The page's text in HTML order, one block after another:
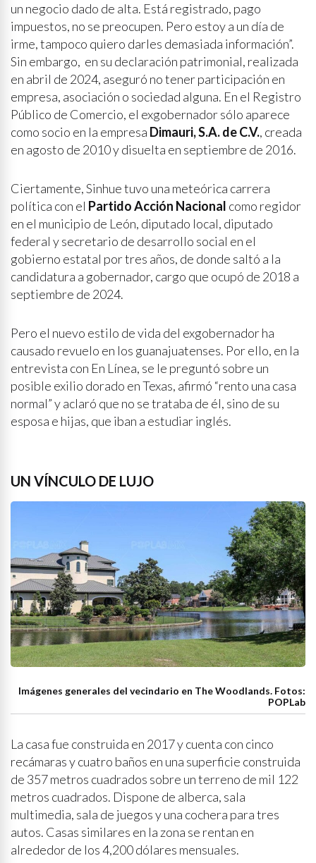
un negocio dado de alta. Está registrado, pago
impuestos, no se preocupen. Pero estoy a un día de
irme, tampoco quiero darles demasiada información”.
Sin embargo, en su declaración patrimonial, realizada
en abril de 2024, aseguró no tener participación en
empresa, asociación o sociedad alguna. En el Registro
Público de Comercio, el exgobernador sólo aparece
como socio en la empresa Dimauri, S.A. de C.V., creada
en agosto de 2010 y disuelta en septiembre de 2016.
Ciertamente, Sinhue tuvo una meteórica carrera
política con el Partido Acción Nacional como regidor
en el municipio de León, diputado local, diputado
federal y secretario de desarrollo social en el
gobierno estatal por tres años, de donde saltó a la
candidatura a gobernador, cargo que ocupó de 2018 a
septiembre de 2024.
Pero el nuevo estilo de vida del exgobernador ha
causado revuelo en los guanajuatenses. Por ello, en la
entrevista con En Línea, se le preguntó sobre un
posible exilio dorado en Texas, afirmó “rento una casa
normal” y aclaró que no se trataba de él, sino de su
esposa e hijas, que iban a estudiar inglés.
UN VÍNCULO DE LUJO
Imágenes generales del vecindario en The Woodlands. Fotos:
POPLab
La casa fue construida en 2017 y cuenta con cinco
recámaras y cuatro baños en una superficie construida
de 357 metros cuadrados sobre un terreno de mil 122
metros cuadrados. Dispone de alberca, sala
multimedia, sala de juegos y una cochera para tres
autos. Casas similares en la zona se rentan en
alrededor de los 4,200 dólares mensuales.